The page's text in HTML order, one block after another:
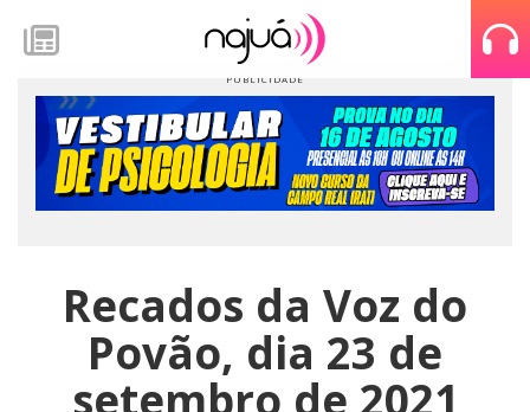
Recados da Voz do
Povão, dia 23 de
setembro de 2021